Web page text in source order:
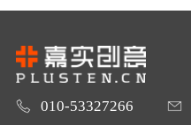
010-53327266